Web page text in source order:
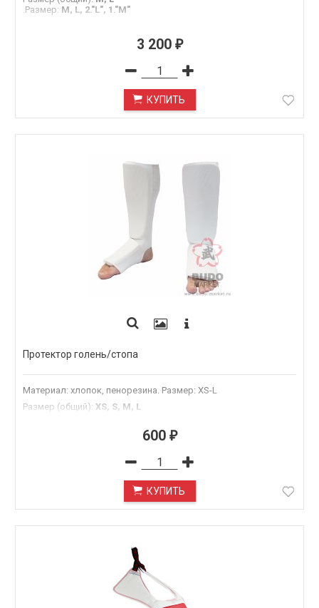
.Размер: M, L, 2."L", 1."M"
3 200 ₽
КУПИТЬ
Протектор голень/стопа
Материал: хлопок, пенорезина. Размер: XS-L
Размер (общий): XS, S, M, L
600 ₽
КУПИТЬ